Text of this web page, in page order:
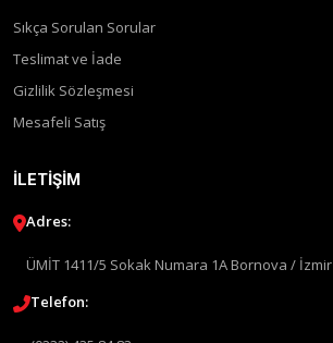
Sıkça Sorulan Sorular
Teslimat ve İade
Gizlilik Sözleşmesi
Mesafeli Satış
İLETIŞIM
Adres:
ÜMİT 1411/5 Sokak Numara 1A Bornova / İzmir
Telefon: